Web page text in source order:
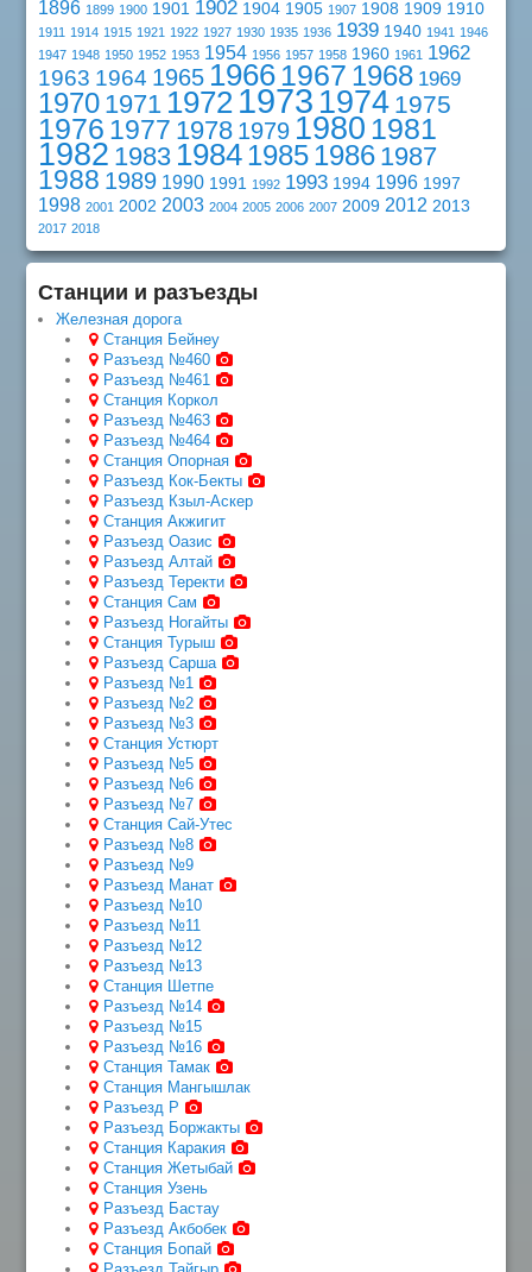
1896 1899 1900 1901 1902 1904 1905 1907 1908 1909 1910
1911 1914 1915 1921 1922 1927 1930 1935 1936 1939 1940 1941 1946
1947 1948 1950 1952 1953 1954 1956 1957 1958 1960 1961 1962
1963 1964 1965 1966 1967 1968 1969
1970 1971 1972 1973 1974 1975
1976 1977 1978 1979 1980 1981
1982 1983 198419851986 1987
1988 1989 1990 1991 1992 1993 1994 1996 1997
1998 2001 2002 2003 2004 2005 2006 2007 2009 2012 2013
2017 2018
Станции и разъезды
Железная дорога
Станция Бейнеу
Разъезд №460
Разъезд №461
Станция Коркол
Разъезд №463
Разъезд №464
Станция Опорная
Разъезд Кок-Бекты
Разъезд Кзыл-Аскер
Станция Акжигит
Разъезд Оазис
Разъезд Алтай
Разъезд Теректи
Станция Сам
Разъезд Ногайты
Станция Турыш
Разъезд Сарша
Разъезд №1
Разъезд №2
Разъезд №3
Станция Устюрт
Разъезд №5
Разъезд №6
Разъезд №7
Станция Сай-Утес
Разъезд №8
Разъезд №9
Разъезд Манат
Разъезд №10
Разъезд №11
Разъезд №12
Разъезд №13
Станция Шетпе
Разъезд №14
Разъезд №15
Разъезд №16
Станция Тамак
Станция Мангышлак
Разъезд Р
Разъезд Боржакты
Станция Каракия
Станция Жетыбай
Станция Узень
Разъезд Бастау
Разъезд Акбобек
Станция Бопай